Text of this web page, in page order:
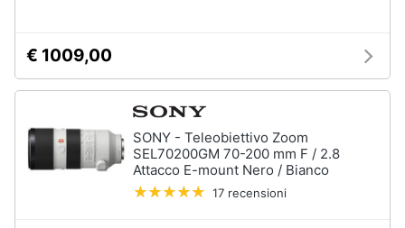
€ 1009,00
SONY - Teleobiettivo Zoom
SEL70200GM 70-200 mm F / 2.8
Attacco E-mount Nero / Bianco
17 recensioni